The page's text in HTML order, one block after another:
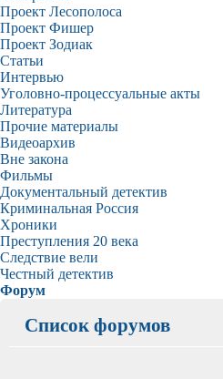
Проект Лесополоса
Проект Фишер
Проект Зодиак
Статьи
Интервью
Уголовно-процессуальные акты
Литература
Прочие материалы
Видеоархив
Вне закона
Фильмы
Документальный детектив
Криминальная Россия
Хроники
Преступления 20 века
Следствие вели
Честный детектив
Форум
Список форумов